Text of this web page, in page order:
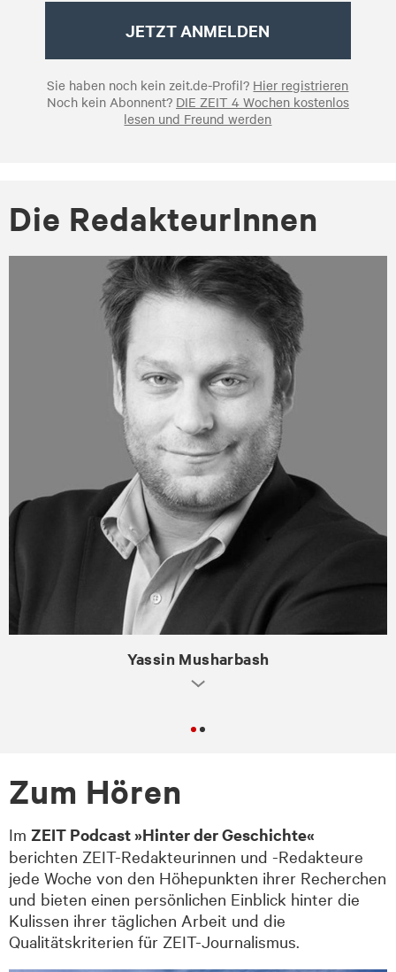
JETZT ANMELDEN
Sie haben noch kein zeit.de-Profil? Hier registrieren
Noch kein Abonnent? DIE ZEIT 4 Wochen kostenlos
lesen und Freund werden
Die Re­dak­teu­rIn­nen
Yassin Musharbash
Zum Hören
Im ZEIT Podcast »Hinter der Geschichte«
berichten ZEIT-Redakteurinnen und -Redakteure
jede Woche von den Höhepunkten ihrer Recherchen
und bieten einen persönlichen Einblick hinter die
Kulissen ihrer täglichen Arbeit und die
Qualitätskriterien für ZEIT-Journalismus.